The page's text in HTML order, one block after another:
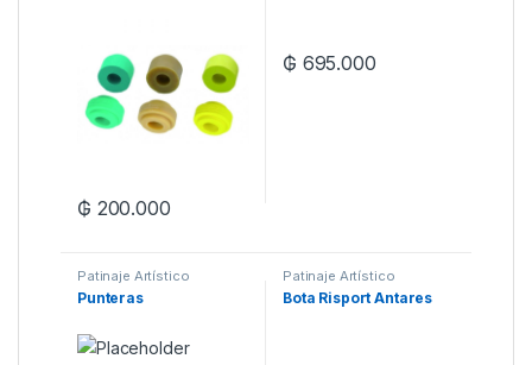
₲ 200.000
₲ 695.000
Patinaje Artístico
Punteras
Patinaje Artístico
Bota Risport Antares